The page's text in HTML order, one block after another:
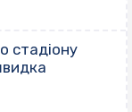
стадіону